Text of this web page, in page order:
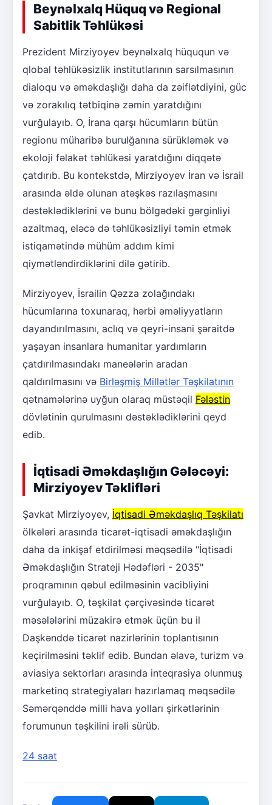
Beynəlxalq Hüquq və Regional
Sabitlik Təhlükəsi
Prezident Mirziyoyev beynəlxalq hüququn və
qlobal təhlükəsizlik institutlarının sarsılmasının
dialoqu və əməkdaşlığı daha da zəiflətdiyini, güc
və zorakılıq tətbiqinə zəmin yaratdığını
vurğulayıb. O, İrana qarşı hücumların bütün
regionu müharibə burulğanına sürükləmək və
ekoloji fəlakət təhlükəsi yaratdığını diqqətə
çatdırıb. Bu kontekstdə, Mirziyoyev İran və İsrail
arasında əldə olunan atəşkəs razılaşmasını
dəstəklədiklərini və bunu bölgədəki gərginliyi
azaltmaq, eləcə də təhlükəsizliyi təmin etmək
istiqamətində mühüm addım kimi
qiymətləndirdiklərini dilə gətirib.
Mirziyoyev, İsrailin Qəzza zolağındakı
hücumlarına toxunaraq, hərbi əməliyyatların
dayandırılmasını, aclıq və qeyri-insani şəraitdə
yaşayan insanlara humanitar yardımların
çatdırılmasındakı maneələrin aradan
qaldırılmasını və Birləşmiş Millətlər Təşkilatının
qətnamələrinə uyğun olaraq müstəqil Fələstin
dövlətinin qurulmasını dəstəklədiklərini qeyd
edib.
İqtisadi Əməkdaşlığın Gələcəyi:
Mirziyoyev Təklifləri
Şavkat Mirziyoyev, İqtisadi Əməkdaşlıq Təşkilatı
ölkələri arasında ticarət-iqtisadi əməkdaşlığın
daha da inkişaf etdirilməsi məqsədilə "İqtisadi
Əməkdaşlığın Strateji Hədəfləri - 2035"
proqramının qəbul edilməsinin vacibliyini
vurğulayıb. O, təşkilat çərçivəsində ticarət
məsələlərini müzakirə etmək üçün bu il
Daşkənddə ticarət nazirlərinin toplantısının
keçirilməsini təklif edib. Bundan əlavə, turizm və
aviasiya sektorları arasında inteqrasiya olunmuş
marketinq strategiyaları hazırlamaq məqsədilə
Səmərqənddə milli hava yolları şirkətlərinin
forumunun təşkilini irəli sürüb.
24 saat